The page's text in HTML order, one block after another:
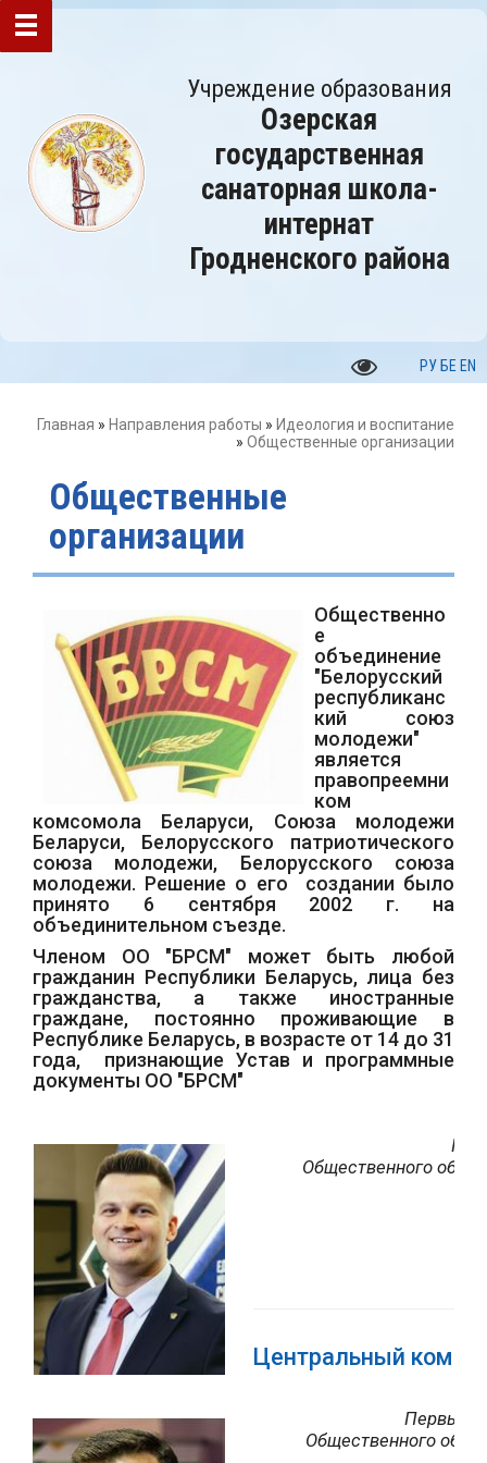
Учреждение образования
Озерская
государственная
санаторная школа-
интернат
Гродненского района
РУ БЕ EN
Главная » Направления работы » Идеология и воспитание
» Общественные организации
Общественные
организации
Общественно
е
объединение
"Белорусский
республиканс
кий союз
молодежи"
является
правопреемни
ком
комсомола Беларуси, Союза молодежи
Беларуси, Белорусского патриотического
союза молодежи, Белорусского союза
молодежи. Решение о его создании было
принято 6 сентября 2002 г. на
объединительном съезде.
Членом ОО "БРСМ" может быть любой
гражданин Республики Беларусь, лица без
гражданства, а также иностранные
граждане, постоянно проживающие в
Республике Беларусь, в возрасте от 14 до 31
года, признающие Устав и программные
документы ОО "БРСМ"
Общественного
Центральный
Первый
Общественного